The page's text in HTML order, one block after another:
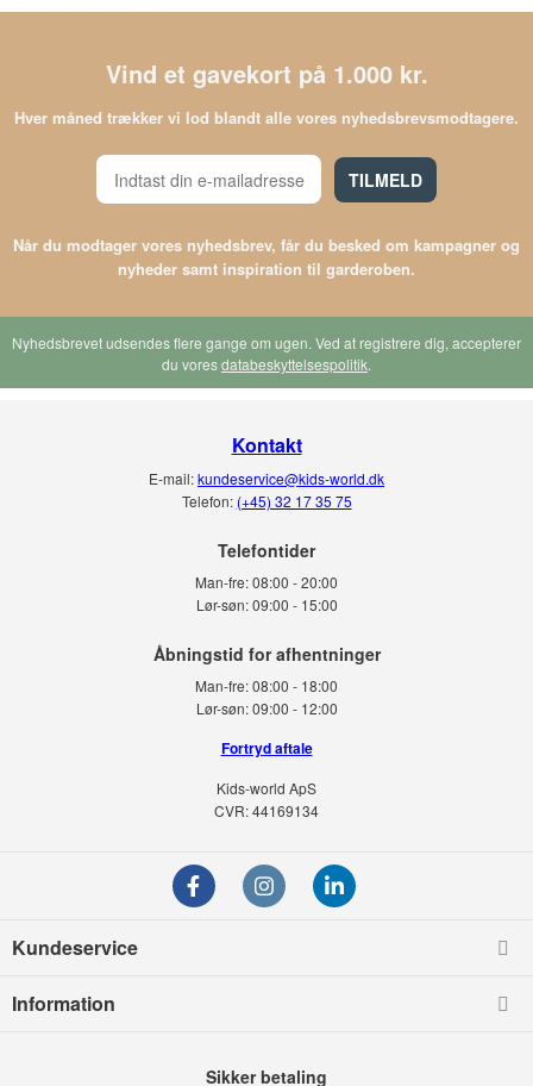
Vind et gavekort på 1.000 kr.
Hver måned trækker vi lod blandt alle vores nyhedsbrevsmodtagere.
TILMELD
Når du modtager vores nyhedsbrev, får du besked om kampagner og
nyheder samt inspiration til garderoben.
Nyhedsbrevet udsendes flere gange om ugen. Ved at registrere dig, accepterer
du voresdatabeskyttelsespolitik.
Kontakt
E-mail:kundeservice@kids-world.dk
Telefon: (+45) 32 17 35 75
Telefontider
Man-fre:08:00 - 20:00
Lør-søn: 09:00 - 15:00
Man-fre:08:00 - 18:00
Lør-søn:09:00 - 12:00
Fortryd aftale
Kids-world ApS
CVR: 44169134
Kundeservice
Information
Sikker betaling